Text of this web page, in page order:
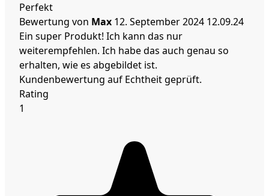
Perfekt
Bewertung von Max 12. September 2024 12.09.24
Ein super Produkt! Ich kann das nur
weiterempfehlen. Ich habe das auch genau so
erhalten, wie es abgebildet ist.
Kundenbewertung auf Echtheit geprüft.
Rating
1